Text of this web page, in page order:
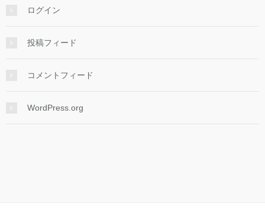
ログイン
投稿フィード
コメントフィード
WordPress.org